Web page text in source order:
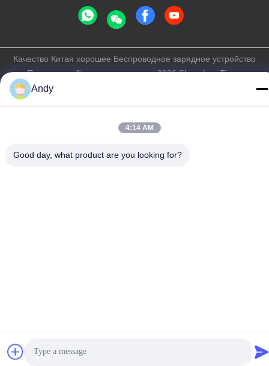
Качество Китая хорошее Беспроводное зарядное устройство
Поставщик. © авторского права -2026 Shenzhen Times
Superior Technology Co., Ltd. . Все права защищены.
Andy
4:14 AM
Good day, what product are you looking for?